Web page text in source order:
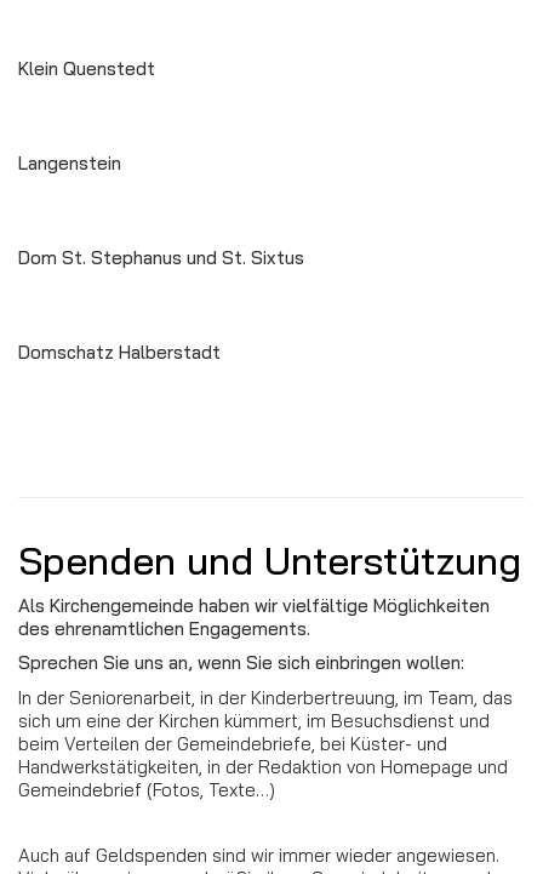
Klein Quenstedt
Langenstein
Dom St. Stephanus und St. Sixtus
Domschatz Halberstadt
Spenden und Unterstützung
Als Kirchengemeinde haben wir vielfältige Möglichkeiten
des ehrenamtlichen Engagements.
Sprechen Sie uns an, wenn Sie sich einbringen wollen:
In der Seniorenarbeit, in der Kinderbertreuung, im Team, das
sich um eine der Kirchen kümmert, im Besuchsdienst und
beim Verteilen der Gemeindebriefe, bei Küster- und
Handwerkstätigkeiten, in der Redaktion von Homepage und
Gemeindebrief (Fotos, Texte…)
Auch auf Geldspenden sind wir immer wieder angewiesen.